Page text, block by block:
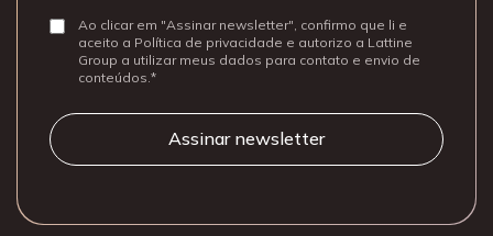
ConsentirAo clicar em "Assinar newsletter", confirmo que li e
aceito a Política de privacidade e autorizo a Lattine
Group a utilizar meus dados para contato e envio de
conteúdos.